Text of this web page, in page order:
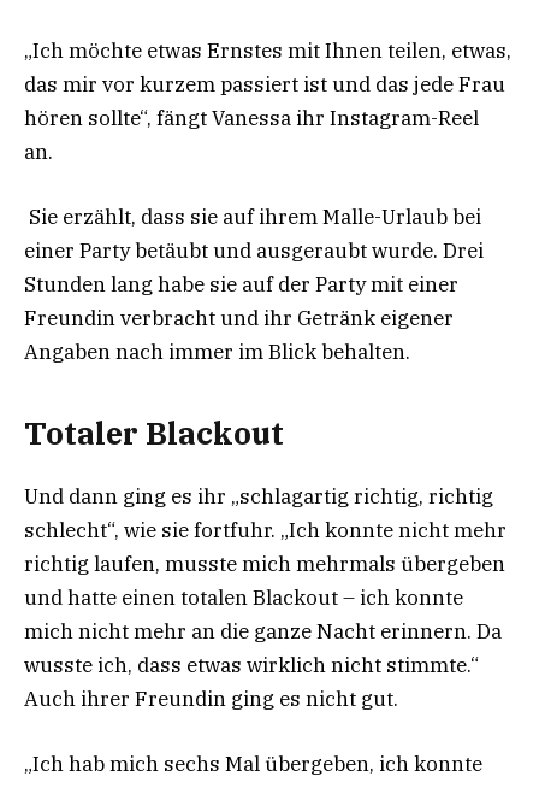
„Ich möchte etwas Ernstes mit Ihnen teilen, etwas,
das mir vor kurzem passiert ist und das jede Frau
hören sollte“, fängt Vanessa ihr Instagram-Reel
an.
Sie erzählt, dass sie auf ihrem Malle-Urlaub bei
einer Party betäubt und ausgeraubt wurde. Drei
Stunden lang habe sie auf der Party mit einer
Freundin verbracht und ihr Getränk eigener
Angaben nach immer im Blick behalten.
Totaler Blackout
Und dann ging es ihr „schlagartig richtig, richtig
schlecht“, wie sie fortfuhr. „Ich konnte nicht mehr
richtig laufen, musste mich mehrmals übergeben
und hatte einen totalen Blackout – ich konnte
mich nicht mehr an die ganze Nacht erinnern. Da
wusste ich, dass etwas wirklich nicht stimmte.“
Auch ihrer Freundin ging es nicht gut.
„Ich hab mich sechs Mal übergeben, ich konnte